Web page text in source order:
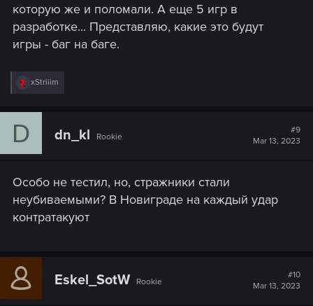
которую же и поломали. А еще 5 игр в
разработке... Представляю, какие это будут
игры - баг на баге.
R
e
c
:
xStriiim
D dn_kl Rookie
#9
Mar 13, 2023
Особо не тестил, но, стражники стали
неубиваемыми? В Новиграде на каждый удар
контратакуют
Eskel_SotW Rookie
#10
Mar 13, 2023